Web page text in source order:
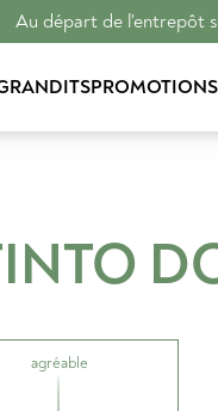
Au départ de l'entrepôt
PROMOTIONS
agréable